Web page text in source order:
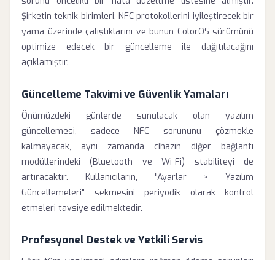
Şirketin teknik birimleri, NFC protokollerini iyileştirecek bir
yama üzerinde çalıştıklarını ve bunun ColorOS sürümünü
optimize edecek bir güncelleme ile dağıtılacağını
açıklamıştır.
Güncelleme Takvimi ve Güvenlik Yamaları
Önümüzdeki günlerde sunulacak olan yazılım
güncellemesi, sadece NFC sorununu çözmekle
kalmayacak, aynı zamanda cihazın diğer bağlantı
modüllerindeki (Bluetooth ve Wi-Fi) stabiliteyi de
artıracaktır. Kullanıcıların, "Ayarlar > Yazılım
Güncellemeleri" sekmesini periyodik olarak kontrol
etmeleri tavsiye edilmektedir.
Profesyonel Destek ve Yetkili Servis